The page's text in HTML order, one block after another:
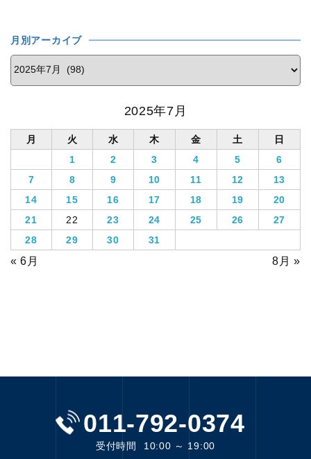
月別アーカイブ
2025年7月
月 火 水 木 金 土
日
1
2 3 4 5
6
7
8 9 10 11 12
13
14
15 16 17 18 19
20
21
22 23 24 25 26
27
28
29 30 31
« 6月 8月 »
011-792-0374
受付時間 10:00 ～ 19:00